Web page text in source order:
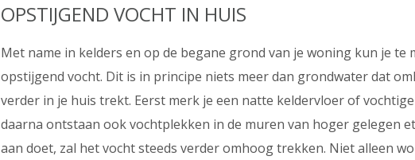
OPSTIJGEND VOCHT IN HUIS
Met name in kelders en op de begane grond van je woning kun je te
opstijgend vocht. Dit is in principe niets meer dan grondwater dat
verder in je huis trekt. Eerst merk je een natte keldervloer of
daarna ontstaan ook vochtplekken in de muren van hoger gelegen
aan doet, zal het vocht steeds verder omhoog trekken. Niet alleen